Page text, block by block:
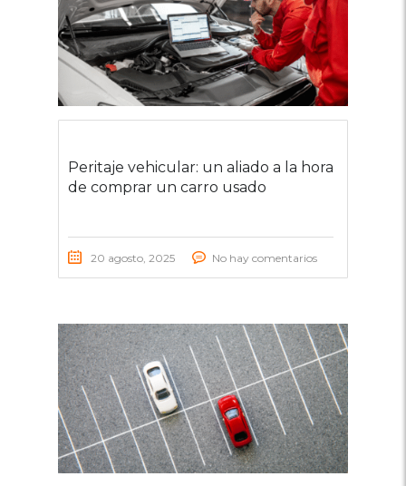
Peritaje vehicular: un aliado a la hora
de comprar un carro usado
20 agosto, 2025 No hay comentarios